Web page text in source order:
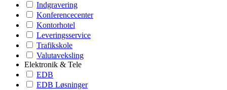
Indgravering
Konferencecenter
Kontorhotel
Leveringsservice
Trafikskole
Valutaveksling
Elektronik & Tele
EDB
EDB Løsninger